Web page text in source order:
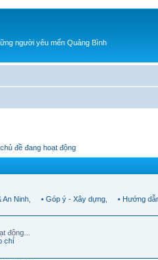
người yêu mến Quảng Bình
đề đang hoạt động
An Ninh • Góp ý - Xây dựng • Hướng
động...
chí